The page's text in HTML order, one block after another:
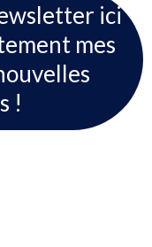
ici
mes
!